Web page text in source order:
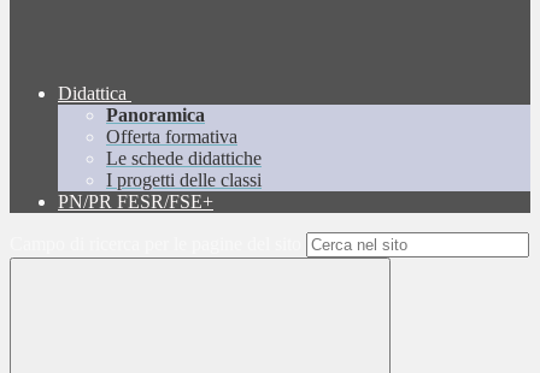
Didattica
Panoramica
Offerta formativa
Le schede didattiche
I progetti delle classi
PN/PR FESR/FSE+